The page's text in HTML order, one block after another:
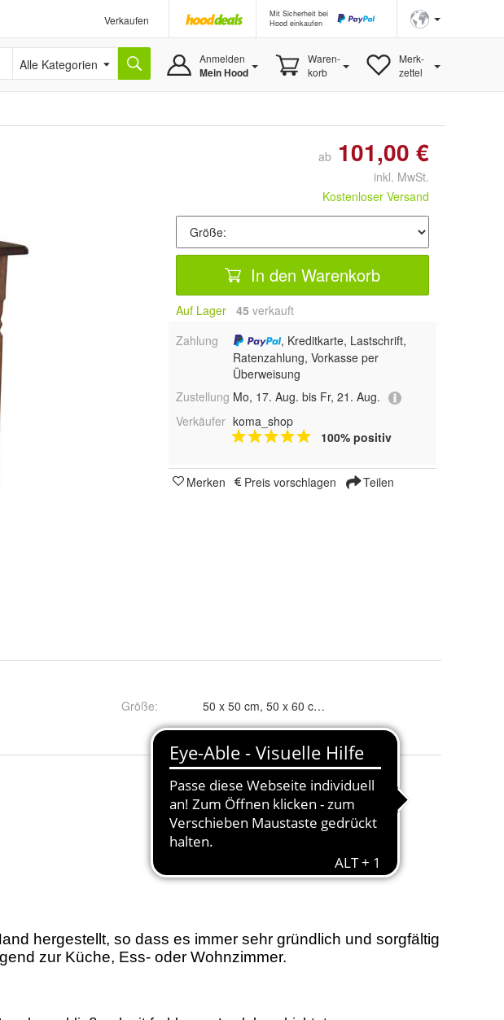
Verkaufen
Mit Sicherheit bei
Hood einkaufen
Alle Kategorien Anmelden
Mein Hood
Waren-
korb
Merk-
zettel
ab 101,00 €
inkl. MwSt.
Kostenloser Versand
In den Warenkorb
Auf Lager 45 verkauft
Zahlung
, Kreditkarte, Lastschrift,
Ratenzahlung, Vorkasse per
Überweisung
Zustellung Mo, 17. Aug. bis Fr, 21. Aug.
Verkäufer koma_shop
100% positiv
Merken Preis vorschlagen Teilen
Größe: 50 x 50 cm, 50 x 60 cm, 50 x 70 cm, 50 x 80 cm, 50 x